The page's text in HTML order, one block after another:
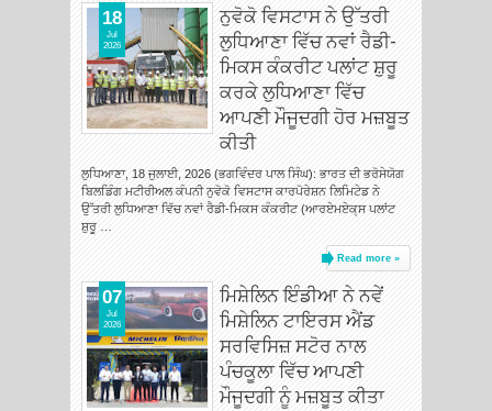
ਨੁਵੋਕੋ ਵਿਸਟਾਸ ਨੇ ਉੱਤਰੀ
ਲੁਧਿਆਣਾ ਵਿੱਚ ਨਵਾਂ ਰੈਡੀ-
ਮਿਕਸ ਕੰਕਰੀਟ ਪਲਾਂਟ ਸ਼ੁਰੂ
ਕਰਕੇ ਲੁਧਿਆਣਾ ਵਿੱਚ
ਆਪਣੀ ਮੌਜੂਦਗੀ ਹੋਰ ਮਜ਼ਬੂਤ
ਕੀਤੀ
ਲੁਧਿਆਣਾ, 18 ਜੁਲਾਈ, 2026 (ਭਗਵਿੰਦਰ ਪਾਲ ਸਿੰਘ): ਭਾਰਤ ਦੀ ਭਰੋਸੇਯੋਗ
ਬਿਲਡਿੰਗ ਮਟੀਰੀਅਲ ਕੰਪਨੀ ਨੁਵੋਕੋ ਵਿਸਟਾਸ ਕਾਰਪੋਰੇਸ਼ਨ ਲਿਮਿਟੇਡ ਨੇ
ਉੱਤਰੀ ਲੁਧਿਆਣਾ ਵਿੱਚ ਨਵਾਂ ਰੈਡੀ-ਮਿਕਸ ਕੰਕਰੀਟ (ਆਰਏਮਏਕ੍ਸ ਪਲਾਂਟ
ਸ਼ੁਰੂ …
Read more »
18
Jul
2026
ਮਿਸ਼ੇਲਿਨ ਇੰਡੀਆ ਨੇ ਨਵੇਂ
ਮਿਸ਼ੇਲਿਨ ਟਾਇਰਸ ਐਂਡ
ਸਰਵਿਸਿਜ਼ ਸਟੋਰ ਨਾਲ
ਪੰਚਕੂਲਾ ਵਿੱਚ ਆਪਣੀ
ਮੌਜੂਦਗੀ ਨੂੰ ਮਜ਼ਬੂਤ ਕੀਤਾ
07
Jul
2026